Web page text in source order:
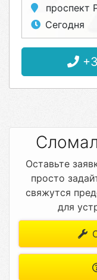
проспект
Сегодня
Оставьте
просто
свяжутся
для